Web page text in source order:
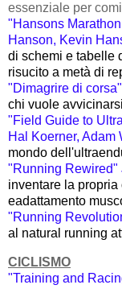
essenziale per
"Hansons
Hanson, Kevin
di schemi e tabelle
risucito a metà di
"Dimagrire di
chi vuole
"Field Guide to
Hal Koerner, Adam
mondo
"Running Rewired"
inventare la
eadattamento
"Running
al natural running
CICLISMO
"Training and